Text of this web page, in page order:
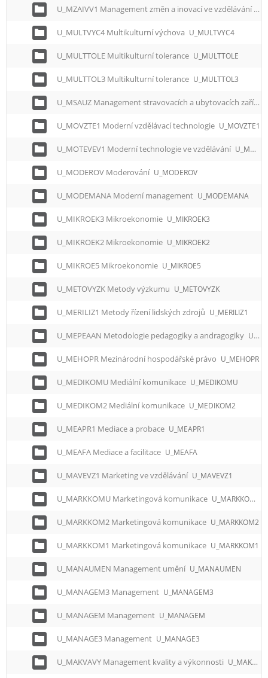
U_MZAIVV1 Management změn a inovací ve vzdělávání
U_MULTVYC4 Multikulturní výchova U_MULTVYC4
U_MULTTOLE Multikulturní tolerance U_MULTTOLE
U_MULTTOL3 Multikulturní tolerance U_MULTTOL3
U_MSAUZ Management stravovacích a ubytovacích zařízení
U_MOVZTE1 Moderní vzdělávací technologie U_MOVZTE1
U_MOTEVEV1 Moderní technologie ve vzdělávání U_MOTEVEV1
U_MODEROV Moderování U_MODEROV
U_MODEMANA Moderní management U_MODEMANA
U_MIKROEK3 Mikroekonomie U_MIKROEK3
U_MIKROEK2 Mikroekonomie U_MIKROEK2
U_MIKROE5 Mikroekonomie U_MIKROE5
U_METOVYZK Metody výzkumu U_METOVYZK
U_MERILIZ1 Metody řízení lidských zdrojů U_MERILIZ1
U_MEPEAAN Metodologie pedagogiky a andragogiky U_MEPEAAN
U_MEHOPR Mezinárodní hospodářské právo U_MEHOPR
U_MEDIKOMU Mediální komunikace U_MEDIKOMU
U_MEDIKOM2 Mediální komunikace U_MEDIKOM2
U_MEAPR1 Mediace a probace U_MEAPR1
U_MEAFA Mediace a facilitace U_MEAFA
U_MAVEVZ1 Marketing ve vzdělávání U_MAVEVZ1
U_MARKKOMU Marketingová komunikace U_MARKKOMU
U_MARKKOM2 Marketingová komunikace U_MARKKOM2
U_MARKKOM1 Marketingová komunikace U_MARKKOM1
U_MANAUMEN Management umění U_MANAUMEN
U_MANAGEM3 Management U_MANAGEM3
U_MANAGEM Management U_MANAGEM
U_MANAGE3 Management U_MANAGE3
U_MAKVAVY Management kvality a výkonnosti U_MAKVAVY